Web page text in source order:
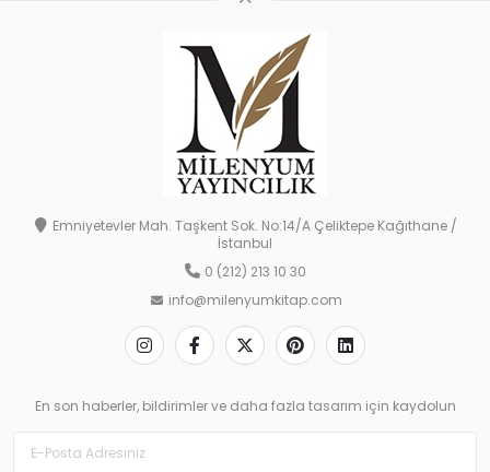
Emniyetevler Mah. Taşkent Sok. No:14/A Çeliktepe Kağıthane /
İstanbul
0 (212) 213 10 30
info@milenyumkitap.com
En son haberler, bildirimler ve daha fazla tasarım için kaydolun